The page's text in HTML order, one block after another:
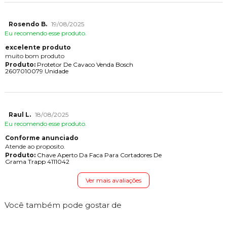
Rosendo B. 19/08/2025
Eu recomendo esse produto.
excelente produto
muito bom produto
Produto:Protetor De Cavaco Venda Bosch
2607010079 Unidade
Raul L. 18/08/2025
Eu recomendo esse produto.
Conforme anunciado
Atende ao proposito.
Produto:Chave Aperto Da Faca Para Cortadores De
Grama Trapp 4111042
Ver mais avaliações
Você também pode gostar de